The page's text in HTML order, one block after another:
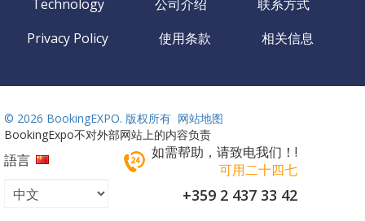
Technology 公司介绍
联系方式
Privacy Policy
使用条款 相关信息
© 2026 BookingEXPO. 版权所有 网站地图
BookingExpo不对外部网站上的内容负责
語言
如需帮助，请致电我们！!
可用二十四七
+359 2 437 33 42